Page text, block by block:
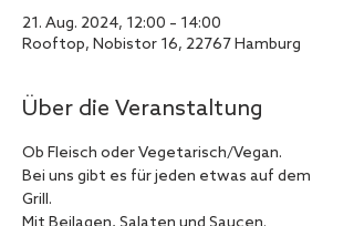
21. Aug. 2024, 12:00 – 14:00
Rooftop, Nobistor 16, 22767 Hamburg
Über die Veranstaltung
Ob Fleisch oder Vegetarisch/Vegan.
Bei uns gibt es für jeden etwas auf dem
Grill.